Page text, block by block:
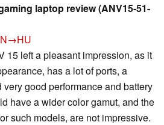
laptop review (ANV15-51-
15 left a pleasant impression, as it
has a lot of ports, a
good performance and battery
have a wider color gamut, and the
such models, are not impressive.